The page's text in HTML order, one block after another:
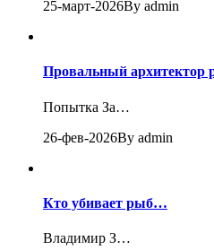
25-март-2026By admin
Провальный архитектор
Попытка За…
26-фев-2026By admin
Кто убивает рыб…
Владимир З…